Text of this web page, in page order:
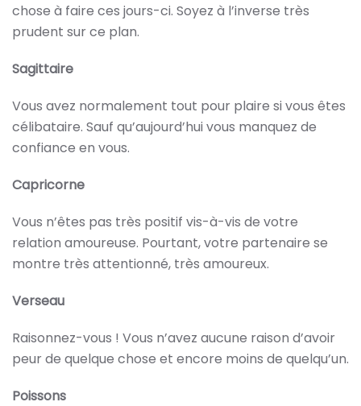
chose à faire ces jours-ci. Soyez à l’inverse très
prudent sur ce plan.
Sagittaire
Vous avez normalement tout pour plaire si vous êtes
célibataire. Sauf qu’aujourd’hui vous manquez de
confiance en vous.
Capricorne
Vous n’êtes pas très positif vis-à-vis de votre
relation amoureuse. Pourtant, votre partenaire se
montre très attentionné, très amoureux.
Verseau
Raisonnez-vous ! Vous n’avez aucune raison d’avoir
peur de quelque chose et encore moins de quelqu’un.
Poissons